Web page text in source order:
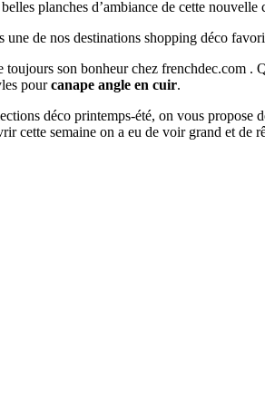
planches d’ambiance de cette nouvelle
de nos destinations shopping déco
son bonheur chez frenchdec.com
pourcanape angle en cuir.
déco printemps-été, on vous
cette semaine on a eu de voir grand et de